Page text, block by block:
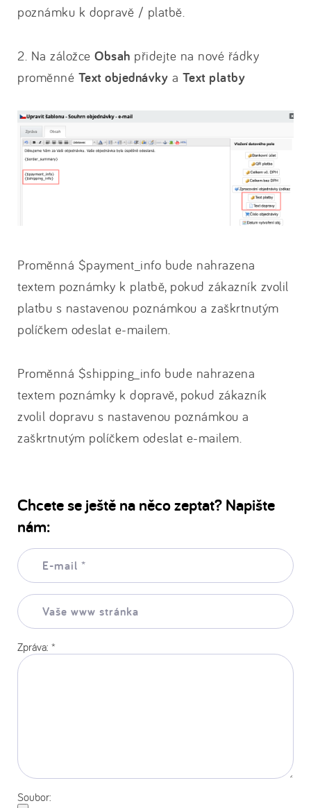
poznámku k dopravě / platbě.
2. Na záložce Obsah přidejte na nové řádky
proměnné Text objednávky a Text platby
Proměnná $payment_info bude nahrazena
textem poznámky k platbě, pokud zákazník zvolil
platbu s nastavenou poznámkou a zaškrtnutým
políčkem odeslat e-mailem.
Proměnná $shipping_info bude nahrazena
textem poznámky k dopravě, pokud zákazník
zvolil dopravu s nastavenou poznámkou a
zaškrtnutým políčkem odeslat e-mailem.
Chcete se ještě na něco zeptat? Napište
nám:
E-
mail:
Vaše
www
stránka:
Zpráva: *
Soubor: